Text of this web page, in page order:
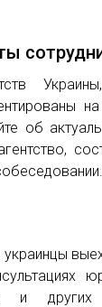
об
и других